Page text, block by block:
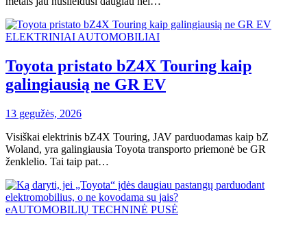
ELEKTRINIAI AUTOMOBILIAI
Toyota pristato bZ4X Touring kaip
galingiausią ne GR EV
13 gegužės, 2026
Visiškai elektrinis bZ4X Touring, JAV parduodamas kaip bZ
Woland, yra galingiausia Toyota transporto priemonė be GR
ženklelio. Tai taip pat…
eAUTOMOBILIŲ TECHNINĖ PUSĖ